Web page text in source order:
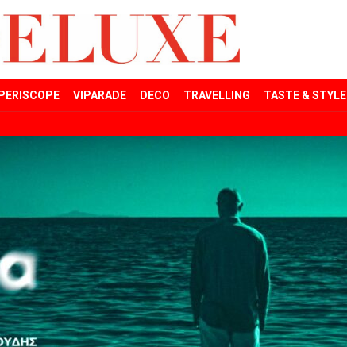
PERISCOPE VIPARADE DECO TRAVELLING TASTE & STYLE